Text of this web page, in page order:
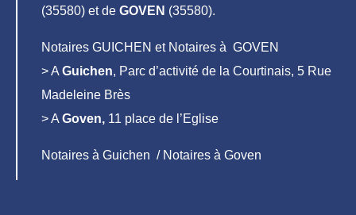
(35580) et de GOVEN (35580).
Notaires GUICHEN et Notaires à GOVEN
> A Guichen, Parc d’activité de la Courtinais, 5 Rue
Madeleine Brès
> A Goven, 11 place de l’Eglise
Notaires à Guichen / Notaires à Goven